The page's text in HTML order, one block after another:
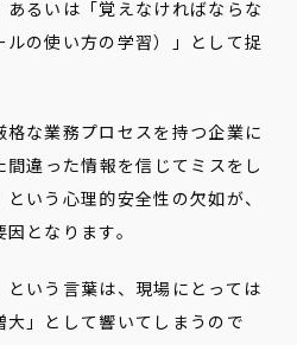
るいは「覚えなければならな
の使い方の学習）」として捉
な業務プロセスを持つ企業に
違った情報を信じてミスをし
いう心理的安全性の欠如が、
となります。
いう言葉は、現場にとっては
大」として響いてしまうので